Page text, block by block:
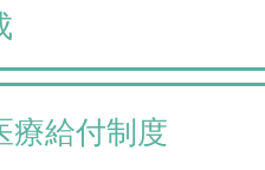
療給付制度